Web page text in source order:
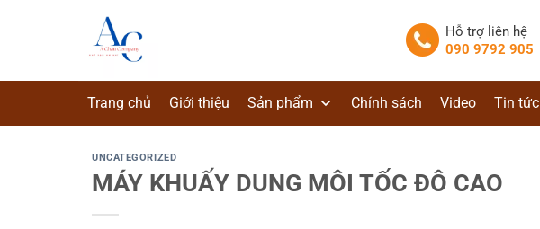
dung
Hỗ trợ liên hệ
090 9792 905
Trang chủ Giới thiệu Sản phẩm Chính sách Video Tin tức
UNCATEGORIZED
MÁY KHUẤY DUNG MÔI TỐC ĐÔ CAO